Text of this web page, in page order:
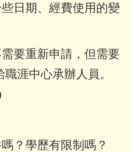
日期、經費使用的變
要重新申請，但需要
涯中心承辦人員。
？學歷有限制嗎？